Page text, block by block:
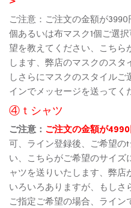
ご注意：ご注文の金額が
個あるいは布マスク1個ご選
望を教えてください、こちら
します、弊店のマスクのス
しさらにマスクのスタイル
インでメッセージを送ってく
④ｔシャツ
ご注意： ご注文の金額が
可、ライン登録後、ご希望の
い、こちらがご希望のサイ
ャツを送りいたします、弊
いろいろありますが、もし
ご指定ご希望の場合、ライ